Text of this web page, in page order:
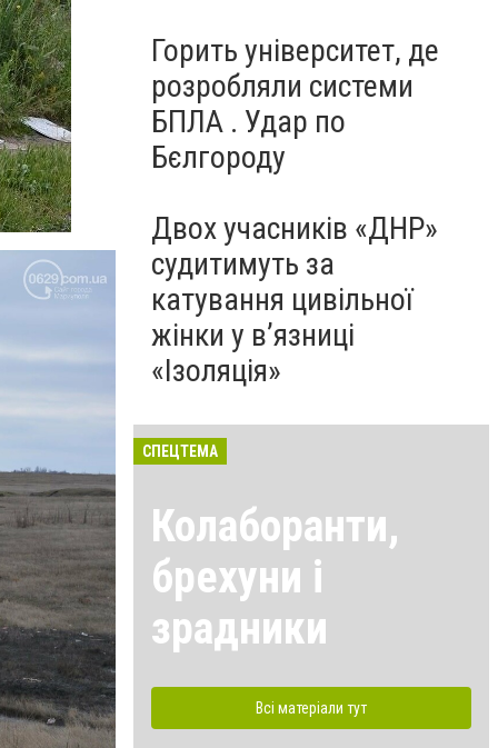
Горить університет, де
розробляли системи
БПЛА . Удар по
Бєлгороду
Двох учасників «ДНР»
судитимуть за
катування цивільної
жінки у в’язниці
«Ізоляція»
СПЕЦТЕМА
Колаборанти,
брехуни і
зрадники
Всі матеріали тут